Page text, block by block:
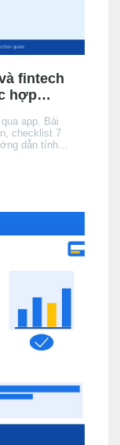
fintech
hợp
app. Bài
checklist 7
dẫn tính